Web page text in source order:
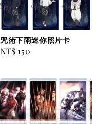
咒術下雨迷你照片卡
Regular
NT$ 150